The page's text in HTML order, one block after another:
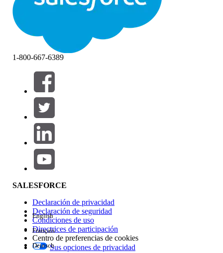
Filtrar por (0)
SELECCIONAR FILTROS
Área de productos
Repercusión de función
Edición
1-800-667-6389
SALESFORCE
Declaración de privacidad
Declaración de seguridad
Condiciones de uso
Directrices de participación
Centro de preferencias de cookies
Sus opciones de privacidad
English
Français
Deutsch